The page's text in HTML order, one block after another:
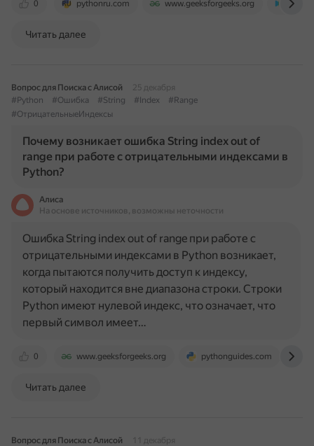
0 pythonru.com www.geeksforgeeks.org
Читать далее
Вопрос для Поиска с Алисой
25 декабря
#Python
#Ошибка #String #Index
#Range
#ОтрицательныеИндексы
Почему возникает ошибка String index out of
range при работе с отрицательными индексами в
Python?
Алиса
На основе источников, возможны неточности
0 www.geeksforgeeks.org pythonguides.com
Ошибка String index out of range при работе с
отрицательными индексами в Python возникает,
когда пытаются получить доступ к индексу,
который находится вне диапазона строки. Строки
Python имеют нулевой индекс, что означает, что
первый символ имеет…
Читать далее
Вопрос для Поиска с Алисой
11 декабря